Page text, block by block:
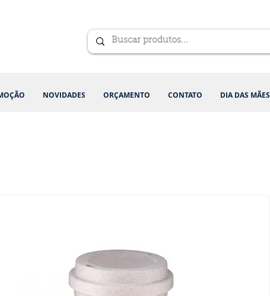
NOVIDADES ORÇAMENTO CONTATO DIA DAS MÃES